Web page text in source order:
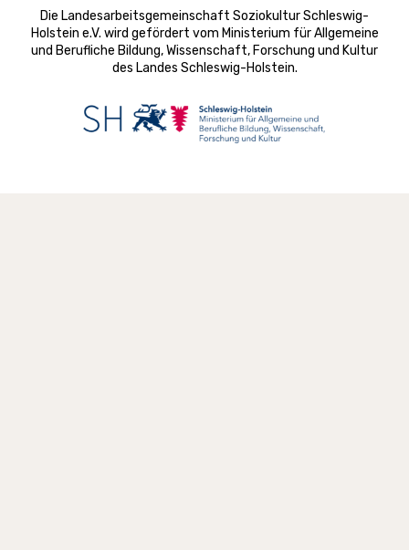
Die Landesarbeitsgemeinschaft Soziokultur Schleswig-
Holstein e.V. wird gefördert vom Ministerium für Allgemeine
und Berufliche Bildung, Wissenschaft, Forschung und Kultur
des Landes Schleswig-Holstein.